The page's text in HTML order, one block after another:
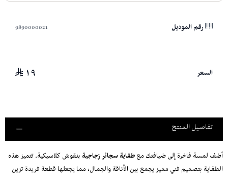
رقم الموديل 9890000021
السعر ١٩
تفاصيل المنتج
أضف لمسة فاخرة إلى ضيافتك معطفاية سجائر زجاجية بنقوش كلاسيكية. تتميز هذه
الطفاية بتصميم فني مميز يجمع بين الأناقة والجمال، مما يجعلها قطعة فريدة تزين